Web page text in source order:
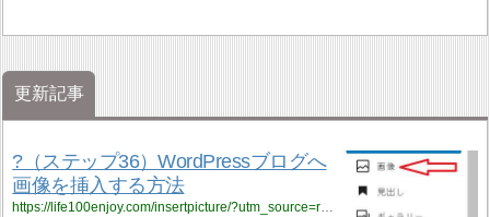
更新記事
?（ステップ36）WordPressブログへ
画像を挿入する方法
https://life100enjoy.com/insertpicture/?utm_source=rss&utm_medium=rss&utm_campaign=insertpicture